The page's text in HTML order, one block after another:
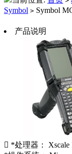
Symbol > Symbol
产品说明
 *处理器：